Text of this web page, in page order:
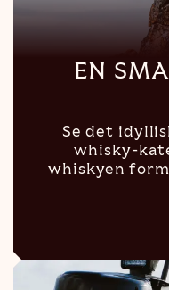
EN
Se det
whisky-
whiskyen